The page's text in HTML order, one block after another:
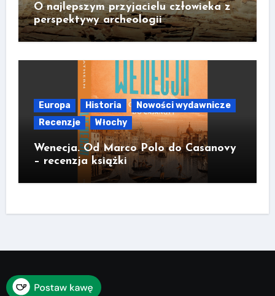
O najlepszym przyjacielu człowieka z
perspektywy archeologii
Europa Historia
Nowości wydawnicze
Recenzje
Włochy
Wenecja. Od Marco Polo do Casanovy
– recenzja książki